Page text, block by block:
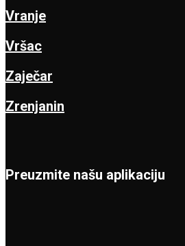
Vranje
Vršac
Zaječar
Zrenjanin
Preuzmite našu aplikaciju